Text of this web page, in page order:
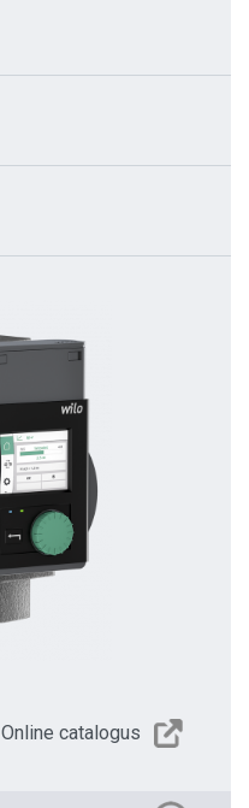
Online catalogus